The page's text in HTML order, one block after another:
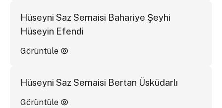
Hüseyni Saz Semaisi Bahariye Şeyhi
Hüseyin Efendi
Görüntüle
Hüseyni Saz Semaisi Bertan Üsküdarlı
Görüntüle